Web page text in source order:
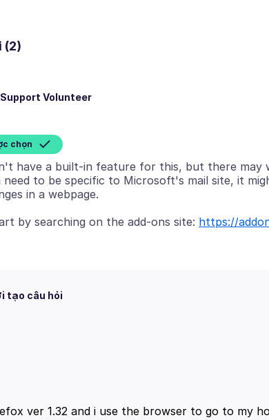
(2)
Volunteer
chọn
have a built-in feature for this, but there may
need to be specific to Microsoft's mail site, it
by searching on the add-ons site: https://
tạo câu hỏi
ver 1.32 and i use the browser to go to my